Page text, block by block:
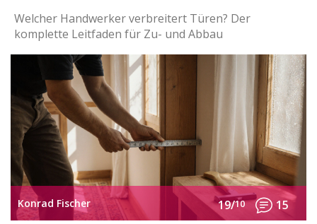
Welcher Handwerker verbreitert Türen? Der
komplette Leitfaden für Zu- und Abbau
Konrad Fischer 19/10 15